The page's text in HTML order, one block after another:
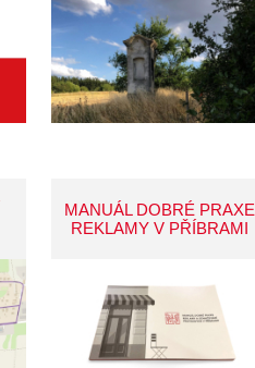
MANUÁL DOBRÉ PRAXE
REKLAMY V PŘÍBRAMI